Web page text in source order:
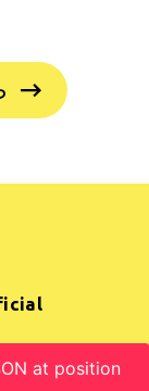
at position